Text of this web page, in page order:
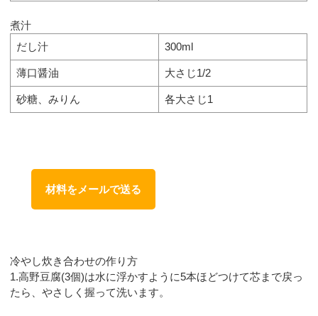
煮汁
だし汁
300ml
薄口醤油 大さじ1/2
砂糖、みりん 各大さじ1
材料をメールで送る
冷やし炊き合わせの作り方
1.高野豆腐(3個)は水に浮かすように5本ほどつけて芯まで戻っ
たら、やさしく握って洗います。